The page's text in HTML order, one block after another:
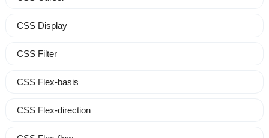
CSS Display
CSS Filter
CSS Flex-basis
CSS Flex-direction